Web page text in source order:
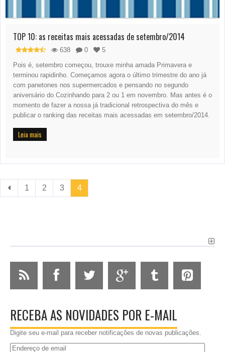
TOP 10: as receitas mais acessadas de setembro/2014
638 0
5
Pois é, setembro começou, trouxe minha amada Primavera e
terminou rapidinho. Começamos agora o último trimestre do ano já
com panetones nos supermercados e pensando no segundo
aniversário do Cozinhando para 2 ou 1 em novembro. Mas antes é o
momento de fazer a nossa já tradicional retrospectiva do mês e
publicar o ranking das receitas mais acessadas em setembro/2014.
Leia mais
1 2 3 4
RECEBA AS NOVIDADES POR E-MAIL
Digite seu e-mail para receber notificações de novas publicações.
Endereço